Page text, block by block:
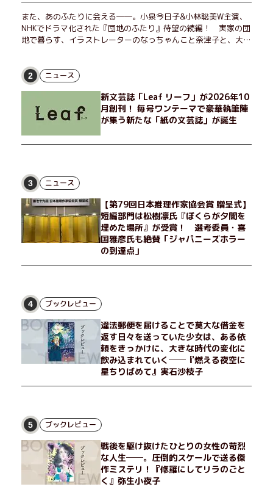
また、あのふたりに会える――。小泉今日子&小林聡美W主演、
NHKでドラマ化された『団地のふたり』待望の続編！ 実家の団
地で暮らす、イラストレーターのなっちゃんこと奈津子と、大学
げたり、部屋でふたりだけの「台湾映画祭」を催したり。50代
独身、幼なじみの変わらぬ友情とささやかな幸せの日々を描く。
2 ニュース
新文芸誌「Leaf リーフ」が2026年10
月創刊！ 毎号ワンテーマで豪華執筆陣
が集う新たな「紙の文芸誌」が誕生
3 ニュース
【第79回日本推理作家協会賞 贈呈式】
短編部門は松樹凛氏『ぼくらが夕闇を
埋めた場所』が受賞！ 選考委員・喜
国雅彦氏も絶賛「ジャパニーズホラー
の到達点」
4 ブックレビュー
違法郵便を届けることで莫大な借金を
返す日々を送っていた少女は、ある依
頼をきっかけに、大きな時代の変化に
飲み込まれていく──『燃える夜空に
星ちりばめて』実石沙枝子
5 ブックレビュー
戦後を駆け抜けたひとりの女性の苛烈
な人生──。圧倒的スケールで送る傑
作ミステリ！『修羅にしてリラのごと
く』弥生小夜子